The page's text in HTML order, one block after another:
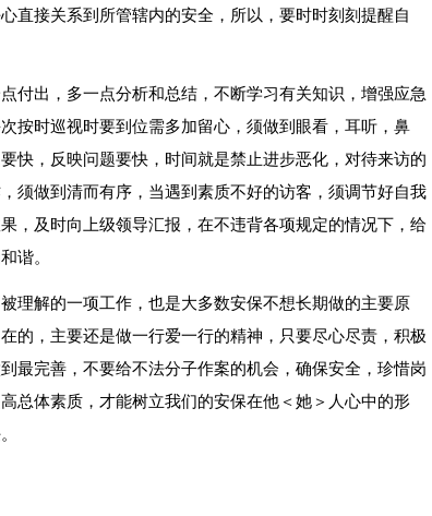
直接关系到所管辖内的安全，所以，要时时刻刻提醒自
付出，多一点分析和总结，不断学习有关知识，增强应急
按时巡视时要到位需多加留心，须做到眼看，耳听，鼻
快，反映问题要快，时间就是禁止进步恶化，对待来访的
须做到清而有序，当遇到素质不好的访客，须调节好自我
及时向上级领导汇报，在不违背各项规定的情况下，给
谐。
理解的一项工作，也是大多数安保不想长期做的主要原
的，主要还是做一行爱一行的精神，只要尽心尽责，积极
完善，不要给不法分子作案的机会，确保安全，珍惜岗
体素质，才能树立我们的安保在他＜她＞人心中的形